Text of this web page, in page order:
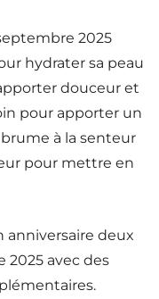
2025
hydrater sa peau
douceur et
pour apporter un
à la senteur
pour mettre en
anniversaire deux
2025 avec des